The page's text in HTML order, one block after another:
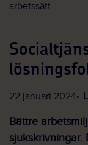
arbetssätt
22 januari 2024
Bättre
sjukskrivningar.